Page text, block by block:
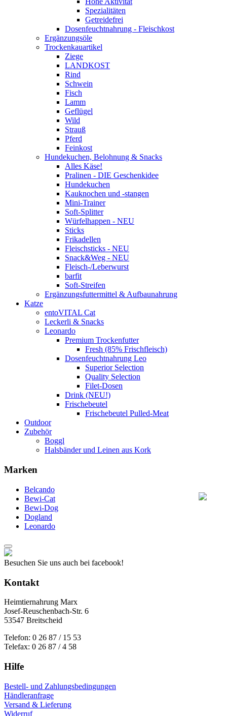
Spezialitäten
Getreidefrei
Dosenfeuchtnahrung - Fleischkost
Ergänzungsöle
Trockenkauartikel
Ziege
LANDKOST
Rind
Schwein
Fisch
Lamm
Geflügel
Wild
Strauß
Pferd
Feinkost
Hundekuchen, Belohnung & Snacks
Alles Käse!
Pralinen - DIE Geschenkidee
Hundekuchen
Kauknochen und -stangen
Mini-Trainer
Soft-Splitter
Würfelhappen - NEU
Sticks
Frikadellen
Fleischsticks - NEU
Snack&Weg - NEU
Fleisch-/Leberwurst
barfit
Soft-Streifen
Ergänzungsfuttermittel & Aufbaunahrung
Katze
entoVITAL Cat
Leckerli & Snacks
Leonardo
Premium Trockenfutter
Fresh (85% Frischfleisch)
Dosenfeuchtnahrung Leo
Superior Selection
Quality Selection
Filet-Dosen
Drink (NEU!)
Frischebeutel
Frischebeutel Pulled-Meat
Outdoor
Zubehör
Boggl
Halsbänder und Leinen aus Kork
Marken
Belcando
Bewi-Cat
Bewi-Dog
Dogland
Leonardo
Besuchen Sie uns auch bei facebook!
Kontakt
Heimtiernahrung Marx
Josef-Reuschenbach-Str. 6
53547 Breitscheid
Telefon: 0 26 87 / 15 53
Telefax: 0 26 87 / 4 58
Hilfe
Bestell- und Zahlungsbedingungen
Händleranfrage
Versand & Lieferung
Widerruf